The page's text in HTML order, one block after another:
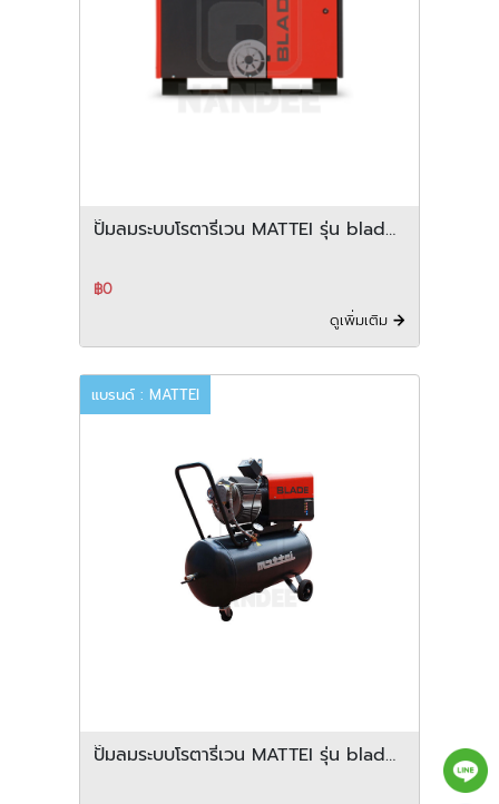
ปั๊มลมระบบโรตารี่เวน MATTEI รุ่น blade
฿0
ดูเพิ่มเติม
แบรนด์ : MATTEI
ปั๊มลมระบบโรตารี่เวน MATTEI รุ่น blade